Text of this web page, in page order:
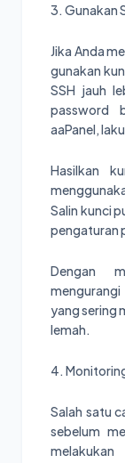
3. Gunakan
Jika Anda
gunakan
SSH jauh
password
aaPanel,
Hasilkan
Salin kunci
pengaturan
Dengan
yang sering
lemah.
4.
Salah satu
sebelum